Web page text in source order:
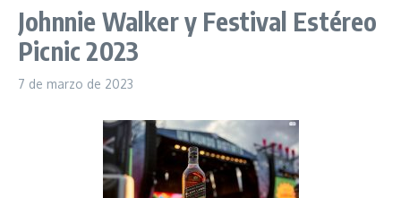
Johnnie Walker y Festival Estéreo
Picnic 2023
7 de marzo de 2023